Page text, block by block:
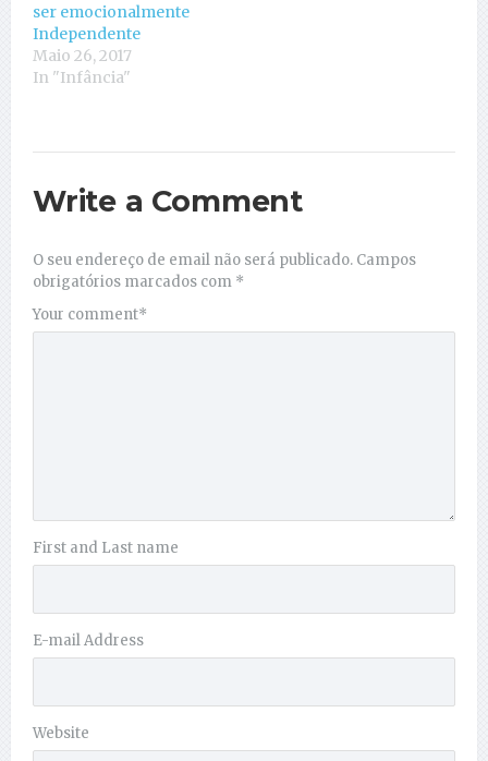
ser emocionalmente
Independente
Maio 26, 2017
In "Infância"
Write a Comment
O seu endereço de email não será publicado. Campos
obrigatórios marcados com *
Your comment*
First and Last name
E-mail Address
Website